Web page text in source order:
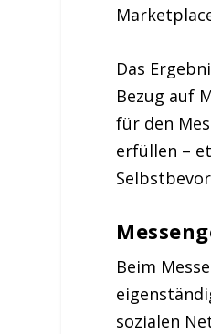
Das
Bezug auf
für den
erfüllen –
Beim
sozialen